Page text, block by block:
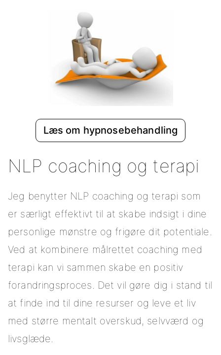
Læs om hypnosebehandling
NLP coaching og terapi
Jeg benytter NLP coaching og terapi som
er særligt effektivt til at skabe indsigt i dine
personlige mønstre og frigøre dit potentiale.
Ved at kombinere målrettet coaching med
terapi kan vi sammen skabe en positiv
forandringsproces. Det vil gøre dig i stand til
at finde ind til dine resurser og leve et liv
med større mentalt overskud, selvværd og
livsglæde.